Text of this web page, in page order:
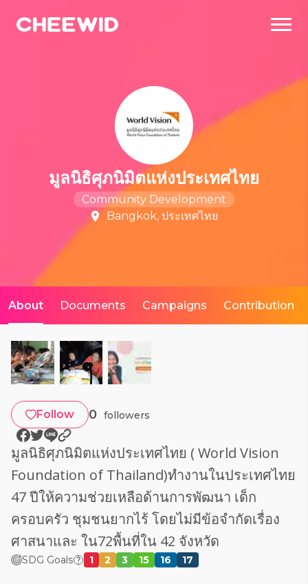
มูลนิธิศุภนิมิตแห่งประเทศไทย
Community Development
Bangkok, ประเทศไทย
About Documents Campaigns Contribution
Follow 0 followers
มูลนิธิศุภนิมิตแห่งประเทศไทย ( World Vision
Foundation of Thailand)ทำงานในประเทศไทย
47 ปีให้ความช่วยเหลือด้านการพัฒนา เด็ก
ครอบครัว ชุมชนยากไร้ โดยไม่มีข้อจำกัดเรื่อง
ศาสนาและ ใน72พื้นที่ใน 42 จังหวัด
SDG Goals 1 2 3 15 16 17